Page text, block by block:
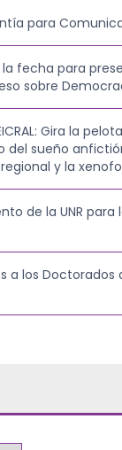
para
fecha para
sobre
Gira la
del sueño
y la
de la UNR para
a los Doctorados